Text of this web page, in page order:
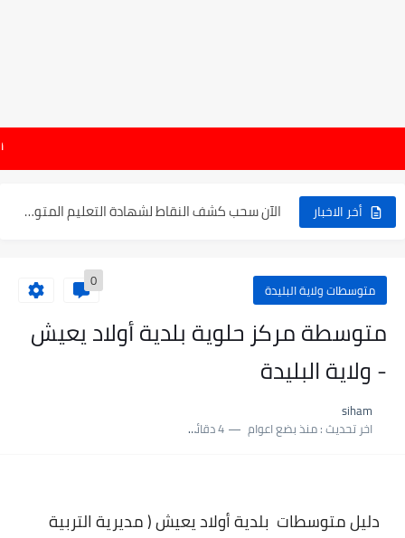
هام :
أخر الاخبار
الإعلان عن نتائج بكالوريا 2025 في الجزائر يوم 20...
الآن سحب كشف النقاط لشهادة التعليم المتوسط 2025
حساب معدل شهادة التعليم المتوسط بيام 2025
متوسطات ولاية البليدة 0
متوسطة مركز حلوية بلدية أولاد يعيش
- ولاية البليدة
siham
اخر تحديث :منذ بضع اعوام 4 دقائق للقراءة
دليل متوسطات بلديةأولاد يعيش ( مديرية التربية